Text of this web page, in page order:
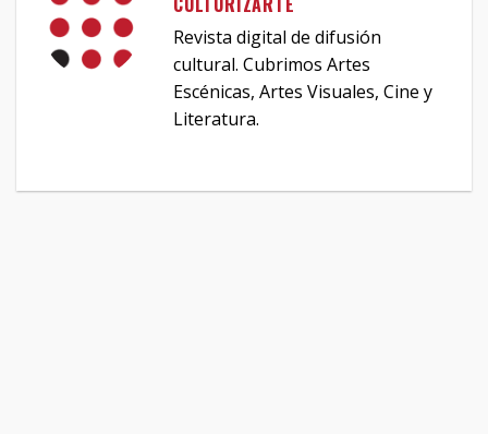
Revista digital de difusión
cultural. Cubrimos Artes
Escénicas, Artes Visuales, Cine y
Literatura.